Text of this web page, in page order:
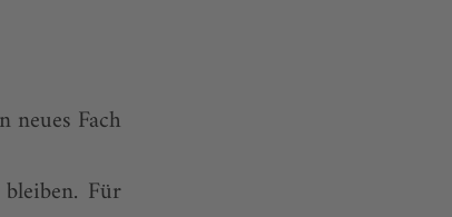
Fach
Für